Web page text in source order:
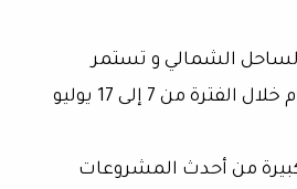
الشمالي و تستمر
من أحدث المشروعات